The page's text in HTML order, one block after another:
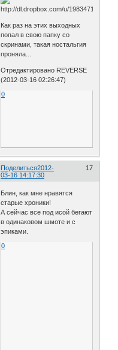
Как раз на этих выходных
попал в свою папку со
скринами, такая ностальгия
проняла...
Отредактировано REVERSE
(2012-03-16 02:26:47)
0
Поделиться 17
2012-
03-16 14:17:30
Блин, как мне нравятся
старые хроники!
А сейчас все под исой бегают
в одинаковом шмоте и с
эпиками.
0